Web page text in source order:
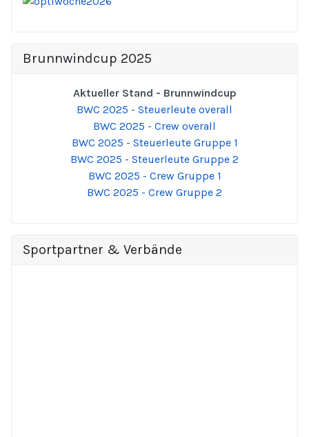
Brunnwindcup 2025
Aktueller Stand - Brunnwindcup
BWC 2025 - Steuerleute overall
BWC 2025 - Crew overall
BWC 2025 - Steuerleute Gruppe 1
BWC 2025 - Steuerleute Gruppe 2
BWC 2025 - Crew Gruppe 1
BWC 2025 - Crew Gruppe 2
Sportpartner & Verbände